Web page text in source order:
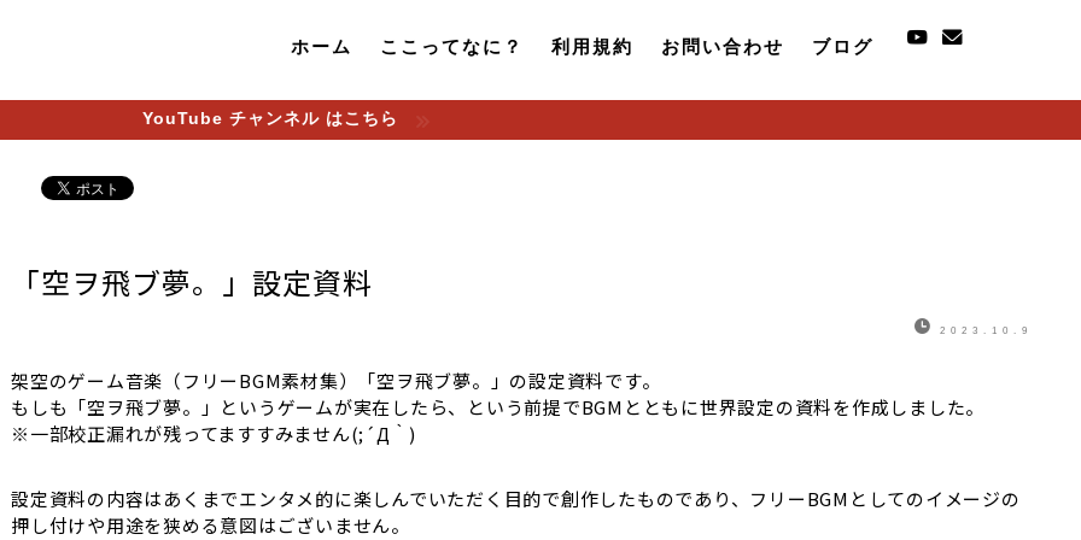
ホーム ここってなに？ 利用規約 お問い合わせ ブログ
YouTube チャンネル はこちら
「空ヲ飛ブ夢。」設定資料
2023.10.9
架空のゲーム音楽（フリーBGM素材集）「空ヲ飛ブ夢。」の設定資料です。
もしも「空ヲ飛ブ夢。」というゲームが実在したら、という前提でBGMとともに世界設定の資料を作成しました。
※一部校正漏れが残ってますすみません(;´Д｀)
設定資料の内容はあくまでエンタメ的に楽しんでいただく目的で創作したものであり、フリーBGMとしてのイメージの
押し付けや用途を狭める意図はございません。